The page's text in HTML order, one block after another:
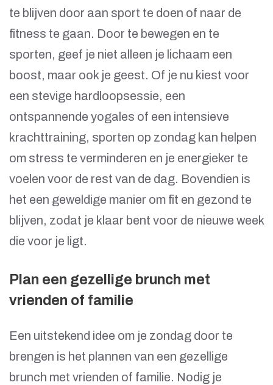
te blijven door aan sport te doen of naar de
fitness te gaan. Door te bewegen en te
sporten, geef je niet alleen je lichaam een
boost, maar ook je geest. Of je nu kiest voor
een stevige hardloopsessie, een
ontspannende yogales of een intensieve
krachttraining, sporten op zondag kan helpen
om stress te verminderen en je energieker te
voelen voor de rest van de dag. Bovendien is
het een geweldige manier om fit en gezond te
blijven, zodat je klaar bent voor de nieuwe week
die voor je ligt.
Plan een gezellige brunch met
vrienden of familie
Een uitstekend idee om je zondag door te
brengen is het plannen van een gezellige
brunch met vrienden of familie. Nodig je